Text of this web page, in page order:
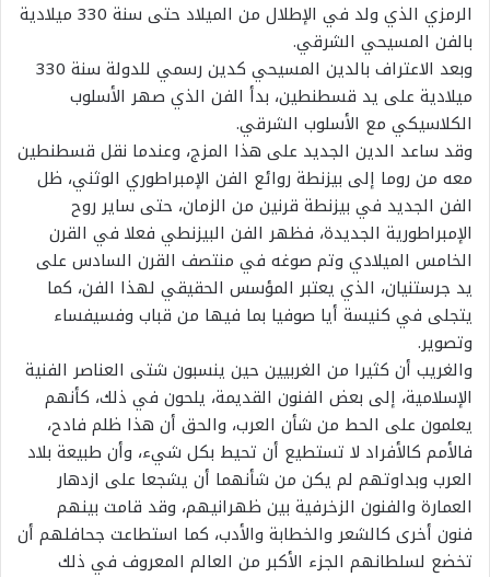
الرمزي الذي ولد في الإطلال من الميلاد حتى سنة 330 ميلادية
بالفن المسيحي الشرقي.
وبعد الاعتراف بالدين المسيحي كدين رسمي للدولة سنة 330
ميلادية على يد قسطنطين، بدأ الفن الذي صهر الأسلوب
الكلاسيكي مع الأسلوب الشرقي.
وقد ساعد الدين الجديد على هذا المزج، وعندما نقل قسطنطين
معه من روما إلى بيزنطة روائع الفن الإمبراطوري الوثني، ظل
الفن الجديد في بيزنطة قرنين من الزمان، حتى ساير روح
الإمبراطورية الجديدة، فظهر الفن البيزنطي فعلا في القرن
الخامس الميلادي وتم صوغه في منتصف القرن السادس على
يد جرستنيان، الذي يعتبر المؤسس الحقيقي لهذا الفن، كما
يتجلى في كنيسة أيا صوفيا بما فيها من قباب وفسيفساء
وتصوير.
والغريب أن كثيرا من الغربيين حين ينسبون شتى العناصر الفنية
الإسلامية، إلى بعض الفنون القديمة، يلحون في ذلك، كأنهم
يعلمون على الحط من شأن العرب، والحق أن هذا ظلم فادح،
فالأمم كالأفراد لا تستطيع أن تحيط بكل شيء، وأن طبيعة بلاد
العرب وبداوتهم لم يكن من شأنهما أن يشجعا على ازدهار
العمارة والفنون الزخرفية بين ظهرانيهم، وقد قامت بينهم
فنون أخرى كالشعر والخطابة والأدب، كما استطاعت جحافلهم أن
تخضع لسلطانهم الجزء الأكبر من العالم المعروف في ذلك